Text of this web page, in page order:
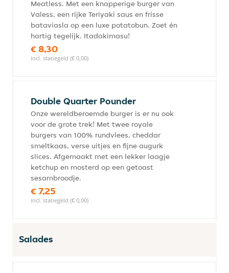
Meatless. Met een knapperige burger van
Valess, een rijke Teriyaki saus en frisse
bataviasla op een luxe potatobun. Zoet én
hartig tegelijk. Itadakimasu!
€ 8,30
incl. statiegeld (€ 0,00)
Double Quarter Pounder
Onze wereldberoemde burger is er nu ook
voor de grote trek! Met twee royale
burgers van 100% rundvlees, cheddar
smeltkaas, verse uitjes en fijne augurk
slices. Afgemaakt met een lekker laagje
ketchup en mosterd op een getoast
sesambroodje.
€ 7,25
incl. statiegeld (€ 0,00)
Salades